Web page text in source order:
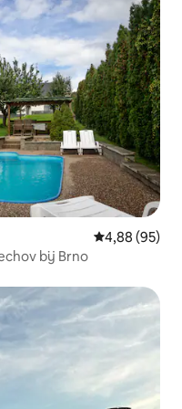
Gemiddelde
4,88 (95)
bij Brno